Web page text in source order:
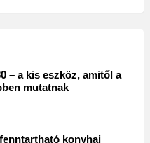
– a kis eszköz, amitől a
mutatnak
konyhai